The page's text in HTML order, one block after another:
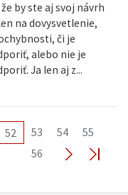
by ste aj svoj návrh
na dovysvetlenie,
či je
alebo nie je
Ja len aj z...
52 53 54
55
56